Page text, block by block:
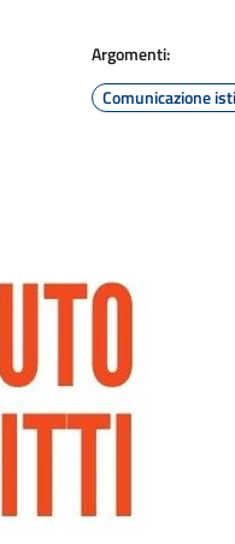
Argomenti:
Comunicazione